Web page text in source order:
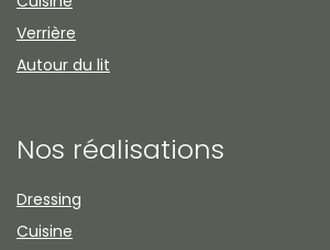
Verrière
Autour du lit
Nos réalisations
Dressing
Cuisine